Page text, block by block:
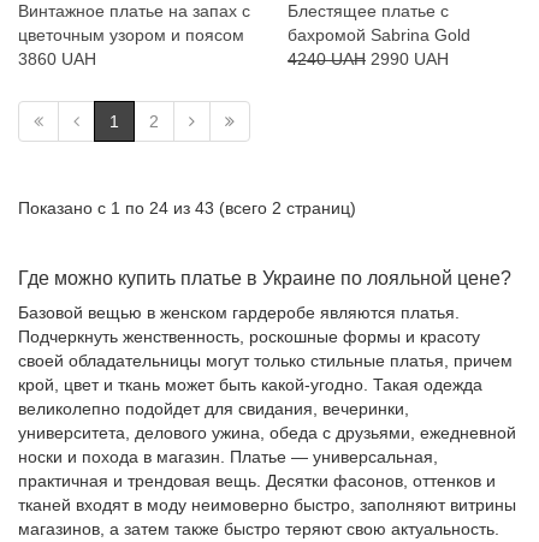
Винтажное платье на запах с
цветочным узором и поясом
3860 UAH
Блестящее платье с
бахромой Sabrina Gold
4240 UAH 2990 UAH
1 2
Показано с 1 по 24 из 43 (всего 2 страниц)
Где можно купить платье в Украине по лояльной цене?
Базовой вещью в женском гардеробе являются платья.
Подчеркнуть женственность, роскошные формы и красоту
своей обладательницы могут только стильные платья, причем
крой, цвет и ткань может быть какой-угодно. Такая одежда
великолепно подойдет для свидания, вечеринки,
университета, делового ужина, обеда с друзьями, ежедневной
носки и похода в магазин. Платье — универсальная,
практичная и трендовая вещь. Десятки фасонов, оттенков и
тканей входят в моду неимоверно быстро, заполняют витрины
магазинов, а затем также быстро теряют свою актуальность.